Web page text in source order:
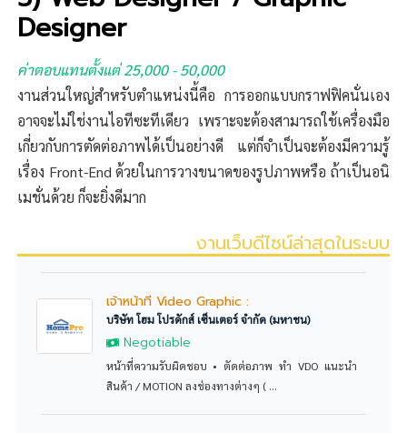
Designer
ค่าตอบแทนตั้งแต่ 25,000 - 50,000
งานส่วนใหญ่สำหรับตำแหน่งนี้คือ การออกแบบกราฟฟิคนั่นเอง
อาจจะไม่ใช่งานไอทีซะทีเดียว เพราะจะต้องสามารถใช้เครื่องมือ
เกี่ยวกับการตัดต่อภาพได้เป็นอย่างดี แต่ก็จำเป็นจะต้องมีความรู้
เรื่อง Front-End ด้วยในการวางขนาดของรูปภาพหรือ ถ้าเป็นอนิ
เมชั่นด้วย ก็จะยิ่งดีมาก
งานเว็บดีไซน์ล่าสุดในระบบ
เจ้าหน้าที่ Video Graphic :
บริษัท โฮม โปรดักส์ เซ็นเตอร์ จำกัด (มหาชน)
Negotiable
หน้าที่ความรับผิดชอบ • ตัดต่อภาพ ทำ VDO แนะนำ
สินค้า / MOTION ลงช่องทางต่างๆ ( ...